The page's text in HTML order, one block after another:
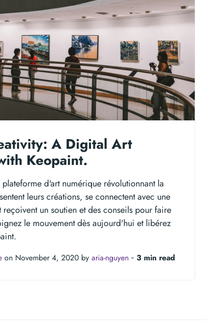
A Digital Art
Keopaint.
d'art numérique révolutionnant la
leurs créations, se connectent avec une
un soutien et des conseils pour faire
le mouvement dès aujourd'hui et libérez
on November 4, 2020 by aria-nguyen ‐ 3 min read